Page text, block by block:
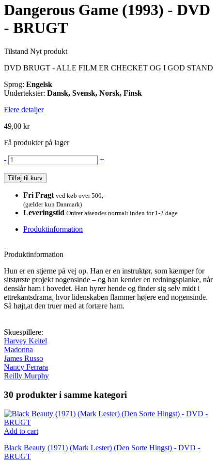
Dangerous Game (1993) - DVD
- BRUGT
Tilstand Nyt produkt
DVD BRUGT - ALLE FILM ER CHECKET OG I GOD STAND
Sprog: Engelsk
Undertekster: Dansk, Svensk, Norsk, Finsk
Flere detaljer
49,00 kr
Få produkter på lager
- +
Tilføj til kurv
Fri Fragt ved køb over 500,-
(gælder kun Danmark)
Leveringstid Ordrer afsendes normalt inden for 1-2 dage
Produktinformation
Produktinformation
Hun er en stjerne på vej op. Han er en instruktør, som kæmper for
sitstørste projekt nogensinde – og han kender en redningsplanke, når
denslår ham i hovedet. Han hyrer hende og finder sig selv midt i
ettrekantsdrama, hvor lidenskaben flammer højere end nogensinde.
Så højt,at den truer med at fortære ham.
Skuespillere:
Harvey Keitel
Madonna
James Russo
Nancy Ferrara
Reilly Murphy
30 produkter i samme kategori
Add to cart
Black Beauty (1971) (Mark Lester) (Den Sorte Hingst) - DVD -
BRUGT